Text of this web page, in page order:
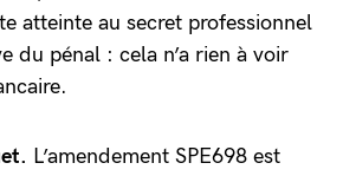
atteinte au secret professionnel
du pénal : cela n’a rien à voir
L’amendement SPE698 est